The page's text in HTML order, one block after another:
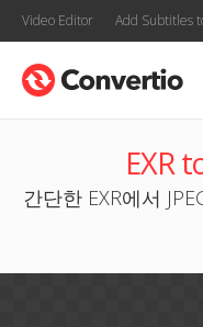
Video Editor Add Subtitles
EXR
간단한 EXR에서